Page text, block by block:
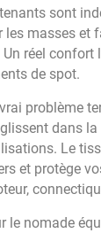
sont
les masses et
réel confort
de spot.
problème
dans la
Le
et protège
le nomade